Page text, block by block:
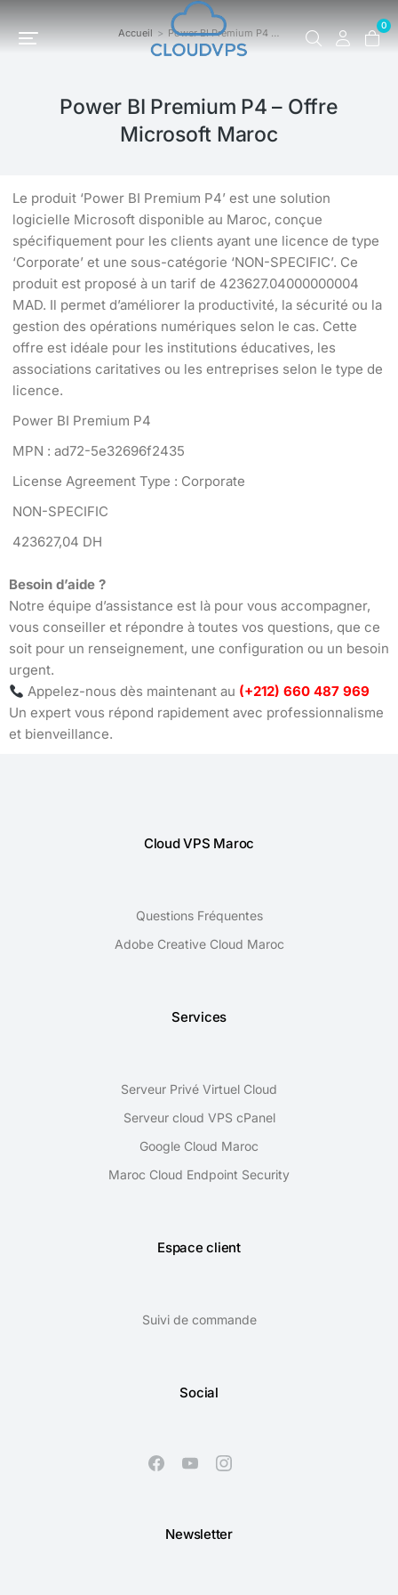
0
Vous êtes ici : Accueil Power BI Premium P4 …
Power BI Premium P4 – Offre
Microsoft Maroc
Le produit ‘Power BI Premium P4’ est une solution
logicielle Microsoft disponible au Maroc, conçue
spécifiquement pour les clients ayant une licence de type
‘Corporate’ et une sous-catégorie ‘NON-SPECIFIC’. Ce
produit est proposé à un tarif de 423627.04000000004
MAD. Il permet d’améliorer la productivité, la sécurité ou la
gestion des opérations numériques selon le cas. Cette
offre est idéale pour les institutions éducatives, les
associations caritatives ou les entreprises selon le type de
licence.
Power BI Premium P4
MPN : ad72-5e32696f2435
License Agreement Type : Corporate
NON-SPECIFIC
423627,04 DH
Besoin d’aide ?
Notre équipe d’assistance est là pour vous accompagner,
vous conseiller et répondre à toutes vos questions, que ce
soit pour un renseignement, une configuration ou un besoin
urgent.
Appelez-nous dès maintenant au (+212) 660 487 969
Un expert vous répond rapidement avec professionnalisme
et bienveillance.
Cloud VPS Maroc
Questions Fréquentes
Adobe Creative Cloud Maroc
Services
Serveur Privé Virtuel Cloud
Serveur cloud VPS cPanel
Google Cloud Maroc
Maroc Cloud Endpoint Security
Espace client
Suivi de commande
Social
Newsletter